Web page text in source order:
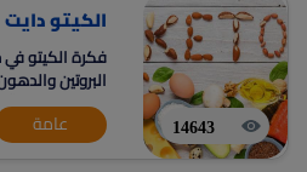
14643
الكيتو دايت
فكرة الكيتو
البروتين
الكاربوهيدرات
تجويع السعرات
عامة